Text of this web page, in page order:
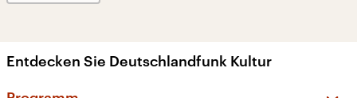
Entdecken Sie Deutschlandfunk Kultur